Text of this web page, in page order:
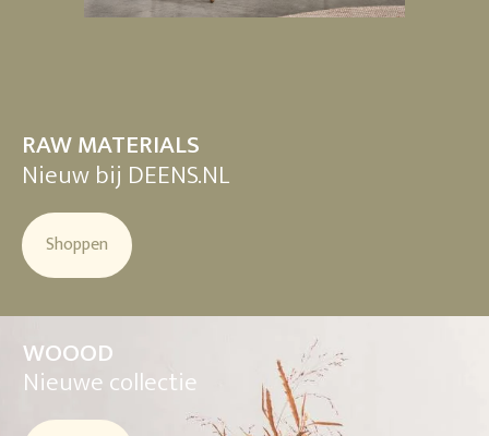
RAW MATERIALS
Nieuw bij DEENS.NL
Shoppen
WOOOD
Nieuwe collectie